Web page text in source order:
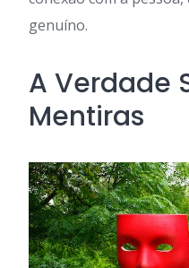
genuíno.
A Verdade
Mentiras